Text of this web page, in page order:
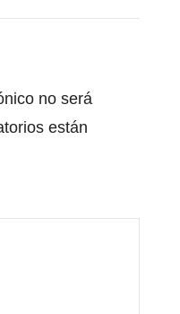
no será
están